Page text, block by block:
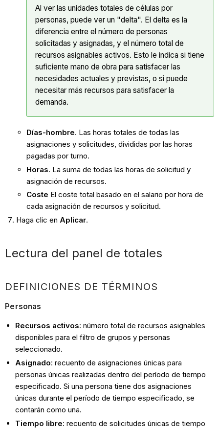
Al ver las unidades totales de células por
personas, puede ver un "delta". El delta es la
diferencia entre el número de personas
solicitadas y asignadas, y el número total de
recursos asignables activos. Esto le indica si tiene
suficiente mano de obra para satisfacer las
necesidades actuales y previstas, o si puede
necesitar más recursos para satisfacer la
demanda.
Días-hombre. Las horas totales de todas las
asignaciones y solicitudes, divididas por las horas
pagadas por turno.
Horas. La suma de todas las horas de solicitud y
asignación de recursos.
Coste El coste total basado en el salario por hora de
cada asignación de recursos y solicitud.
Haga clic en Aplicar.
Lectura del panel de totales
DEFINICIONES DE TÉRMINOS
Personas
Recursos activos: número total de recursos asignables
disponibles para el filtro de grupos y personas
seleccionado.
Asignado: recuento de asignaciones únicas para
personas únicas realizadas dentro del período de tiempo
especificado. Si una persona tiene dos asignaciones
únicas durante el período de tiempo especificado, se
contarán como una.
Tiempo libre: recuento de solicitudes únicas de tiempo